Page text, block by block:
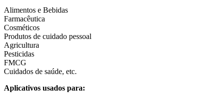
Alimentos e Bebidas
Farmacêutica
Cosméticos
Produtos de cuidado pessoal
Agricultura
Pesticidas
FMCG
Cuidados de saúde, etc.
Aplicativos usados para: